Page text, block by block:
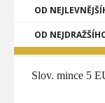
OD
OD
Slov. mince 5